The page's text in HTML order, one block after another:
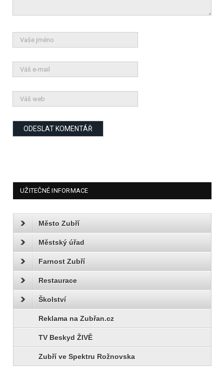
UŽITEČNÉ INFORMACE
Město Zubří
Městský úřad
Farnost Zubří
Restaurace
Školství
Reklama na Zubřan.cz
TV Beskyd ŽIVĚ
Zubří ve Spektru Rožnovska